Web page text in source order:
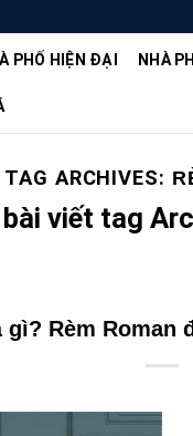
PHỐ HIỆN ĐẠI NHÀ
TAG ARCHIVES:
viết tag
gì? Rèm Roman